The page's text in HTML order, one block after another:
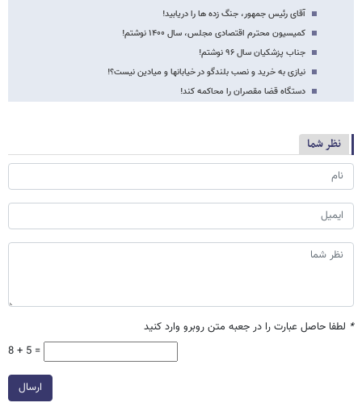
آقای رئیس جمهور، جنگ زده ها را دریابید!
کمیسیون محترم اقتصادی مجلس، سال ۱۴۰۰ نوشتم!
جناب پزشکیان سال ۹۶ نوشتم!
نیازی به خرید و نصب بلندگو در خیابانها و میادین نیست؟!
دستگاه قضا مقصران را محاکمه کند!
نظر شما
* لطفا حاصل عبارت را در جعبه متن روبرو وارد کنید
8 + 5 =
ارسال